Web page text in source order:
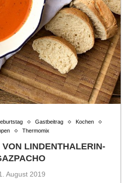
Gastbeitrag
Kochen
Thermomix
LINDENTHALERIN-
August 2019